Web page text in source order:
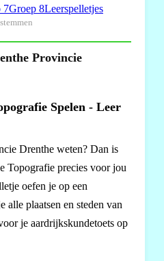
7Groep 8Leerspelletjes
stemmen
Provincie
Spelen - Leer
Drenthe weten? Dan is
Topografie precies voor jou
oefen je op een
alle plaatsen en steden van
je aardrijkskundetoets op